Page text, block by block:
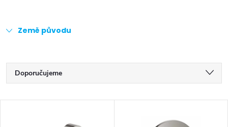
Země původu
Ř
a
Doporučujeme